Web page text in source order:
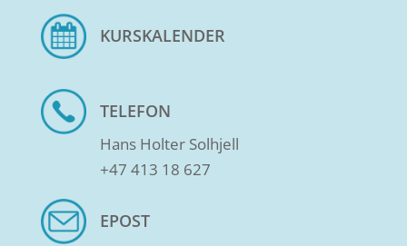
KURSKALENDER
TELEFON
Hans Holter Solhjell
+47 413 18 627
EPOST